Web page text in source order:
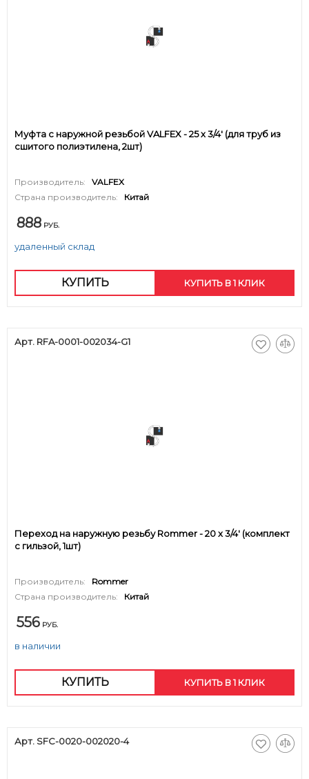
Муфта с наружной резьбой VALFEX - 25 х 3/4' (для труб из
сшитого полиэтилена, 2шт)
Производитель:
VALFEX
Страна производитель:
Китай
888 РУБ.
удаленный склад
КУПИТЬ КУПИТЬ В 1 КЛИК
Арт. RFA-0001-002034-G1
Переход на наружную резьбу Rommer - 20 x 3/4' (комплект
с гильзой, 1шт)
Производитель:
Rommer
Страна производитель:
Китай
556 РУБ.
в наличии
КУПИТЬ КУПИТЬ В 1 КЛИК
Арт. SFC-0020-002020-4